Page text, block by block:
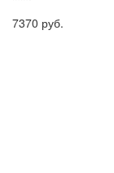
7370 руб.